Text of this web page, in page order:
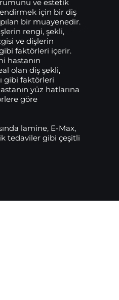
ve estetik
için bir diş
bir muayenedir.
rengi, şekli,
ve dişlerin
faktörleri içerir.
hastanın
olan diş şekli,
gibi faktörleri
yüz hatlarına
göre
lamine, E-Max,
tedaviler gibi çeşitli